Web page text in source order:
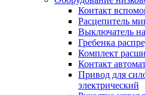
Контакт
Расцепитель
Выключатель
Гребенка
Комплект
Контакт
Привод для
электрический